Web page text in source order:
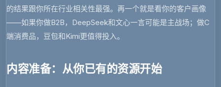
的结果跟你所在行业相关性最强。再一个就是看你的客户画像
——如果你做B2B，DeepSeek和文心一言可能是主战场；做C
端消费品，豆包和Kimi更值得投入。
内容准备：从你已有的资源开始